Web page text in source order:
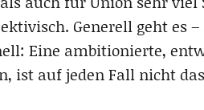
Generell geht es
Eine ambitionierte,
ist auf jeden Fall nicht